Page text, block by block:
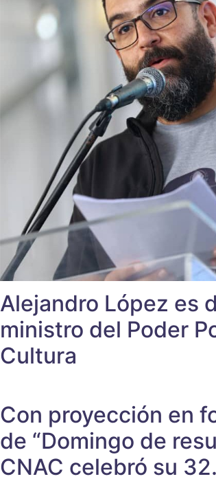
Alejandro López es
ministro del Poder
Cultura
Con proyección en
de “Domingo de
CNAC celebró su